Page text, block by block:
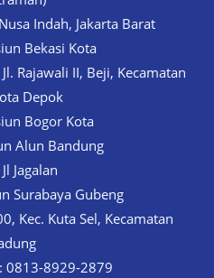
Indah, Jakarta Barat
Bekasi Kota
Rajawali II, Beji, Kecamatan
Depok
Bogor Kota
Alun Bandung
Jagalan
Surabaya Gubeng
Kec. Kuta Sel, Kecamatan
0813-8929-2879